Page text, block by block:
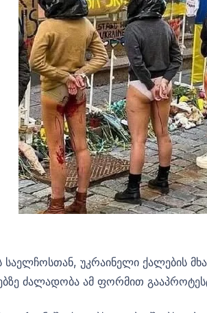
უკრაინელი ქალების
ძალადობა ამ ფორმით